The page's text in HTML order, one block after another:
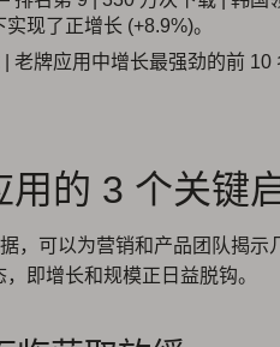
现了正增长 (+8.9%)。
老牌应用中增长最强劲的前 10
的 3 个关键
，可以为营销和产品团队揭示
即增长和规模正日益脱钩。